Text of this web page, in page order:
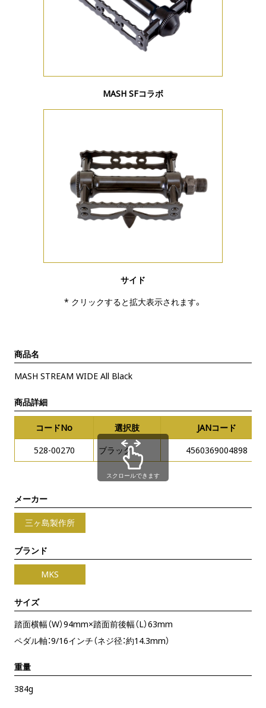
MASH SFコラボ
サイド
* クリックすると拡大表示されます。
商品名
MASH STREAM WIDE All Black
商品詳細
コードNo 選択肢
JANコード
528-00270
ブラック 4560369004898
スクロールできます
メーカー
三ヶ島製作所
ブランド
MKS
サイズ
踏面横幅（W）94mm×踏面前後幅（L）63mm
ペダル軸：9/16インチ（ネジ径：約14.3mm）
重量
384g